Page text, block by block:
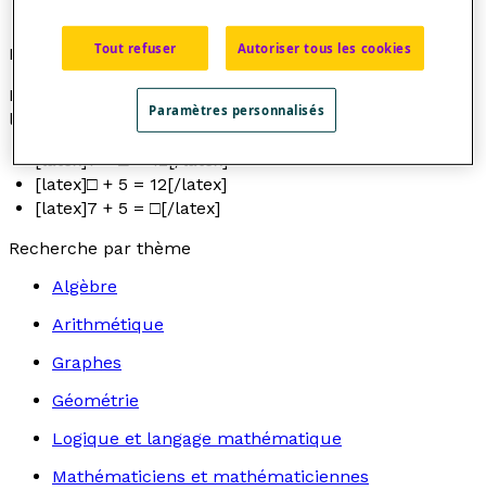
Exemples
Dans chacune des trois équations ci-dessous,
l'inconnue est représentée par [latex]□[/latex].
[latex]7 + □ = 12[/latex]
[latex]□ + 5 = 12[/latex]
[latex]7 + 5 = □[/latex]
Recherche par thème
Algèbre
Arithmétique
Graphes
Géométrie
Logique et langage mathématique
Mathématiciens et mathématiciennes
Tout refuser Autoriser tous les cookies
Paramètres personnalisés